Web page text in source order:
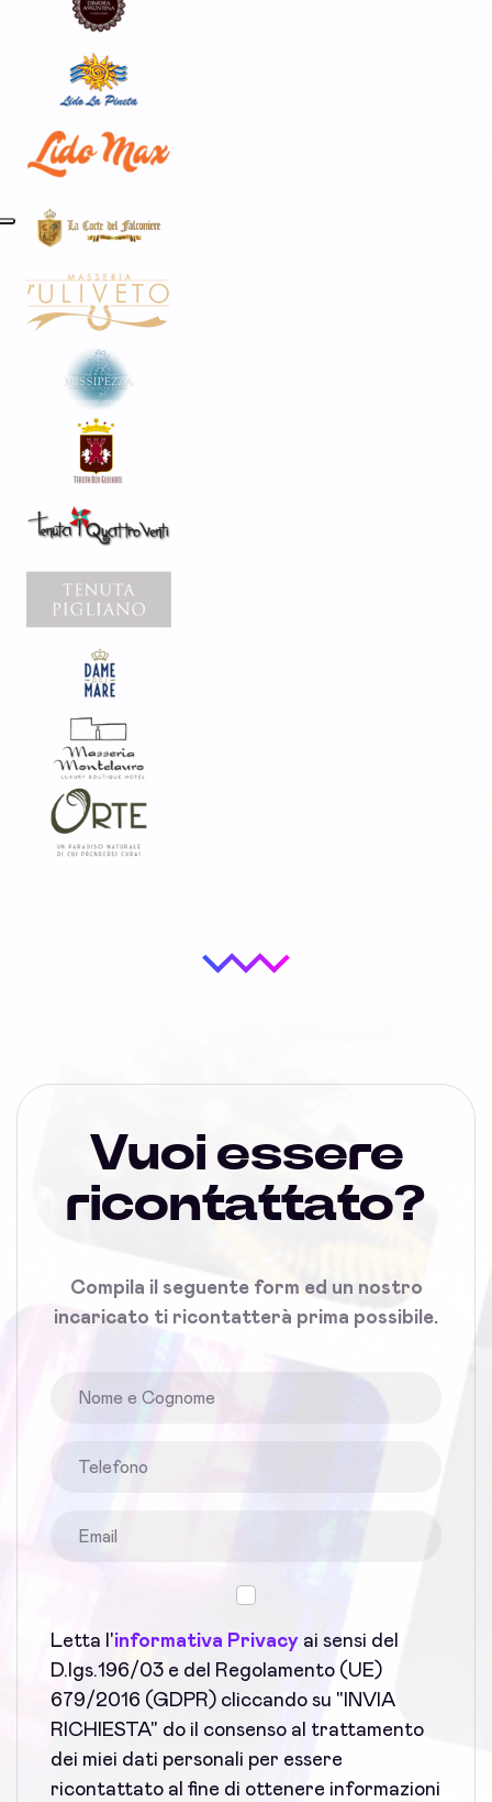
Vuoi essere
ricontattato?
Compila il seguente form ed un nostro
incaricato ti ricontatterà prima possibile.
Letta l'informativa Privacy ai sensi del
D.lgs.196/03 e del Regolamento (UE)
679/2016 (GDPR) cliccando su "INVIA
RICHIESTA" do il consenso al trattamento
dei miei dati personali per essere
ricontattato al fine di ottenere informazioni